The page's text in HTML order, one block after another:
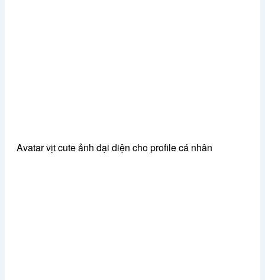
Avatar vịt cute ảnh đại diện cho profile cá nhân